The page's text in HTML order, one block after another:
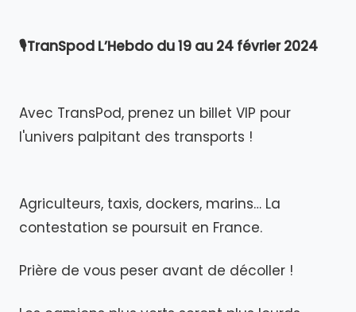
🎙TranSpod L’Hebdo du 19 au 24 février 2024
Avec TransPod, prenez un billet VIP pour
l'univers palpitant des transports !
Agriculteurs, taxis, dockers, marins… La
contestation se poursuit en France.
Prière de vous peser avant de décoller !